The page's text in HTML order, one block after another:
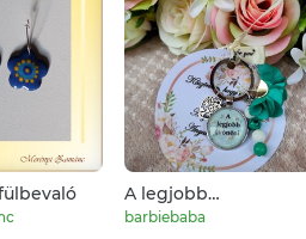
A legjobb
óvónéni/dadus ásvány
barbiebaba